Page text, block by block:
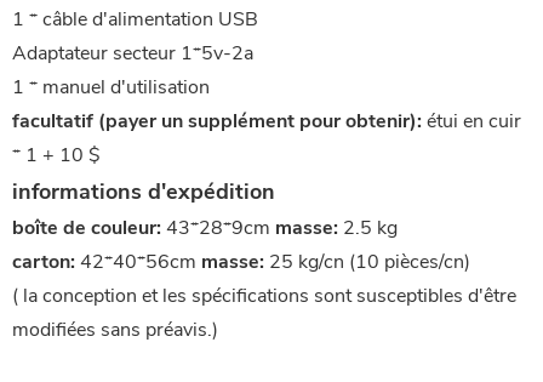
1 * câble d'alimentation USB
Adaptateur secteur 1*5v-2a
1 * manuel d'utilisation
facultatif (payer un supplément pour obtenir): étui en cuir
* 1 + 10 $
informations d'expédition
boîte de couleur: 43*28*9cm masse: 2.5 kg
carton: 42*40*56cm masse: 25 kg/cn (10 pièces/cn)
( la conception et les spécifications sont susceptibles d'être
modifiées sans préavis.)